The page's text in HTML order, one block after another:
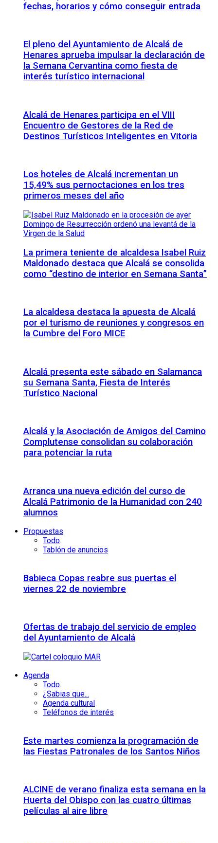
fechas, horarios y cómo conseguir entrada
El pleno del Ayuntamiento de Alcalá de
Henares aprueba impulsar la declaración de
la Semana Cervantina como fiesta de
interés turístico internacional
Alcalá de Henares participa en el VIII
Encuentro de Gestores de la Red de
Destinos Turísticos Inteligentes en Vitoria
Los hoteles de Alcalá incrementan un
15,49% sus pernoctaciones en los tres
primeros meses del año
La primera teniente de alcaldesa Isabel Ruiz
Maldonado destaca que Alcalá se consolida
como “destino de interior en Semana Santa”
La alcaldesa destaca la apuesta de Alcalá
por el turismo de reuniones y congresos en
la Cumbre del Foro MICE
Alcalá presenta este sábado en Salamanca
su Semana Santa, Fiesta de Interés
Turístico Nacional
Alcalá y la Asociación de Amigos del Camino
Complutense consolidan su colaboración
para potenciar la ruta
Arranca una nueva edición del curso de
Alcalá Patrimonio de la Humanidad con 240
alumnos
Propuestas
Todo
Tablón de anuncios
Babieca Copas reabre sus puertas el
viernes 22 de noviembre
Ofertas de trabajo del servicio de empleo
del Ayuntamiento de Alcalá
Agenda
Todo
¿Sabias que...
Agenda cultural
Teléfonos de interés
Este martes comienza la programación de
las Fiestas Patronales de los Santos Niños
ALCINE de verano finaliza esta semana en la
Huerta del Obispo con las cuatro últimas
películas al aire libre